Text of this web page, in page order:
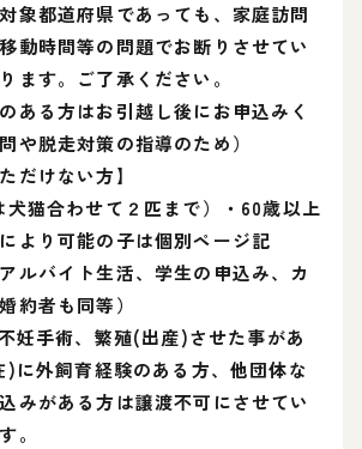
象都道府県であっても、家庭訪問
動時間等の問題でお断りさせてい
ます。ご了承ください。
ある方はお引越し後にお申込みく
や脱走対策の指導のため）
だけない方】
猫合わせて２匹まで）・60歳以上
より可能の子は個別ページ記
ルバイト生活、学生の申込み、カ
約者も同等）
妊手術、繁殖(出産)させた事があ
)に外飼育経験のある方、他団体な
みがある方は譲渡不可にさせてい
。